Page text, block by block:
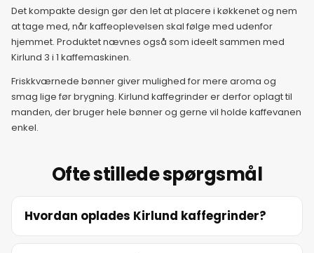
Det kompakte design gør den let at placere i køkkenet og nem
at tage med, når kaffeoplevelsen skal følge med udenfor
hjemmet. Produktet nævnes også som ideelt sammen med
Kirlund 3 i 1 kaffemaskinen.
Friskkværnede bønner giver mulighed for mere aroma og
smag lige før brygning. Kirlund kaffegrinder er derfor oplagt til
manden, der bruger hele bønner og gerne vil holde kaffevanen
enkel.
Ofte stillede spørgsmål
Hvordan oplades Kirlund kaffegrinder?